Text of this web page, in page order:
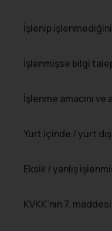
İşlenip
İşlenmişse bilgi
İşlenme amacını ve
Yurt içinde / yurt
Eksik / yanlış
KVKK’nın 7.